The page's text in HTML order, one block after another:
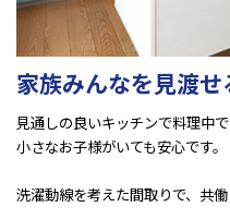
家族みんなを見渡
見通しの良いキッチンで料理中
小さなお子様がいても安心です。
洗濯動線を考えた間取りで、共